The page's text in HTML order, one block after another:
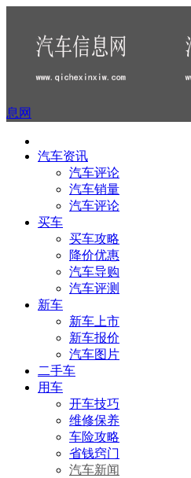
息网
汽车资讯
汽车评论
汽车销量
汽车评论
买车
买车攻略
降价优惠
汽车导购
汽车评测
新车
新车上市
新车报价
汽车图片
二手车
用车
开车技巧
维修保养
车险攻略
省钱窍门
汽车新闻